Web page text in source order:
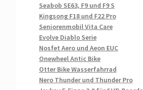
Seabob SE63, F9 und F9 S
Kingsong F18 und F22 Pro
Seniorenmobil Vita Care
Evolve Diablo Serie
Nosfet Aero und Aeon EUC
Onewheel Antic Bike
Otter Bike Wasserfahrrad
Nero Thunder und Thunder Pro